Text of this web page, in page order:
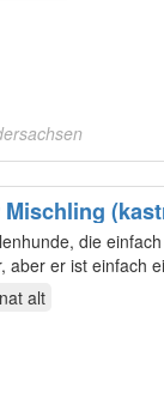
die
aber er ist einfach
alt